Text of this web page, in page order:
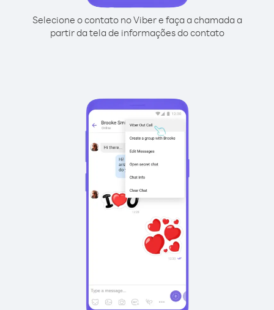
Selecione o contato no Viber e faça a chamada a
partir da tela de informações do contato